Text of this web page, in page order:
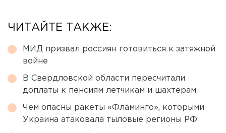
ЧИТАЙТЕ ТАКЖЕ:
МИД призвал россиян готовиться к затяжной
войне
В Свердловской области пересчитали
доплаты к пенсиям летчикам и шахтерам
Чем опасны ракеты «Фламинго», которыми
Украина атаковала тыловые регионы РФ